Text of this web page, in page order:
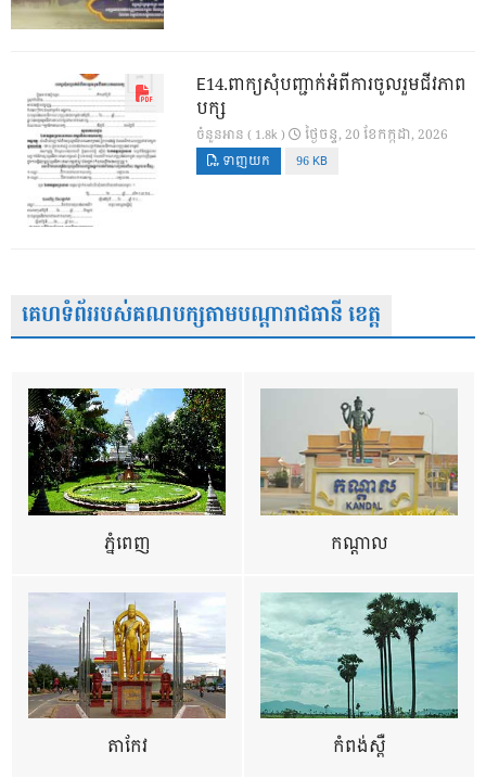
E14.ពាក្យសុំបញ្ជាក់អំពីការចូលរួមជីវភាព
បក្ស
ចំនួនអាន ( 1.8k ) ថ្ងៃ​ចន្ទ, 20 ខែ​កក្កដា, 2026
ទាញយក 96 KB
គេហទំព័ររបស់គណបក្សតាមបណ្តារាជធានី ខេត្ត
ភ្នំពេញ កណ្តាល
តាកែវ កំពង់ស្ពឺ